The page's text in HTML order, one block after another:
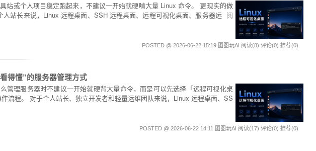
站或个人项目稳定跑起来，不建议一开始就硬啃大量 Linux 命令。 更现实的做
站长来说，Linux 远程桌面、SSH 远程桌面、远程可视化桌面、服务器远 阅
POSTED @ 2026-06-22 15:19 图图玩AI 阅读(8) 评论(0) 推荐(0)
得懂”的服务器管理方式
管理服务器时不建议一开始就硬背大量命令，而是可以先选择「远程可视化桌
流程。 对于个人站长、独立开发者和轻量运维团队来说，Linux 远程桌面、SS
POSTED @ 2026-06-22 14:11 图图玩AI 阅读(17) 评论(0) 推荐(0)